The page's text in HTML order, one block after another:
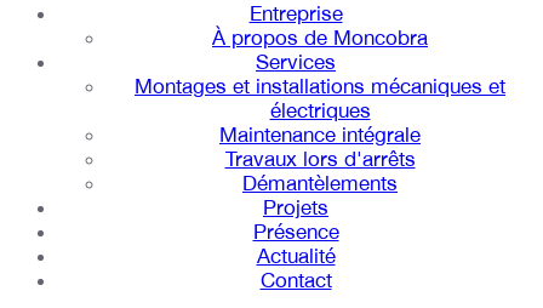
Entreprise
À propos de Moncobra
Services
Montages et installations mécaniques et
électriques
Maintenance intégrale
Travaux lors d'arrêts
Démantèlements
Projets
Présence
Actualité
Contact